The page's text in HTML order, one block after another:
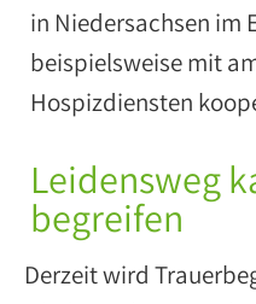
in Niedersachsen im
beispielsweise mit
Hospizdiensten
Leidensweg
begreifen
Derzeit wird